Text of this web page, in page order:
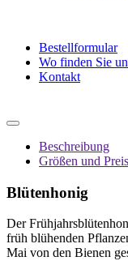
Bestellformular
Wo finden Sie
Kontakt
Beschreibung
Größen und
Blütenhonig
Der
früh blühenden
Mai von den Bienen